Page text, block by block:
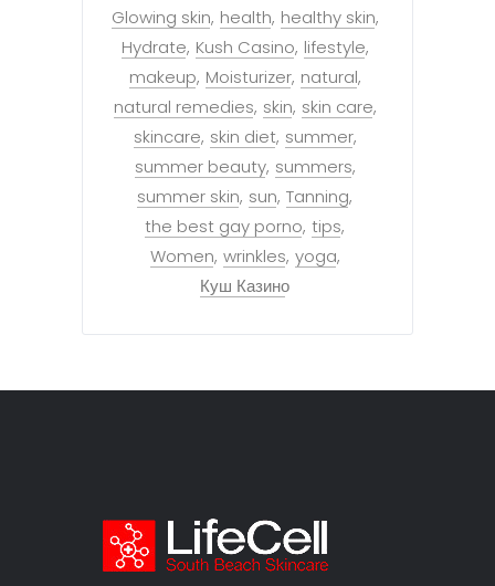
Glowing skin health healthy skin
Hydrate Kush Casino lifestyle
makeup Moisturizer natural
natural remedies skin skin care
skincare skin diet summer
summer beauty summers
summer skin sun Tanning
the best gay porno tips
Women wrinkles yoga
Куш Казино